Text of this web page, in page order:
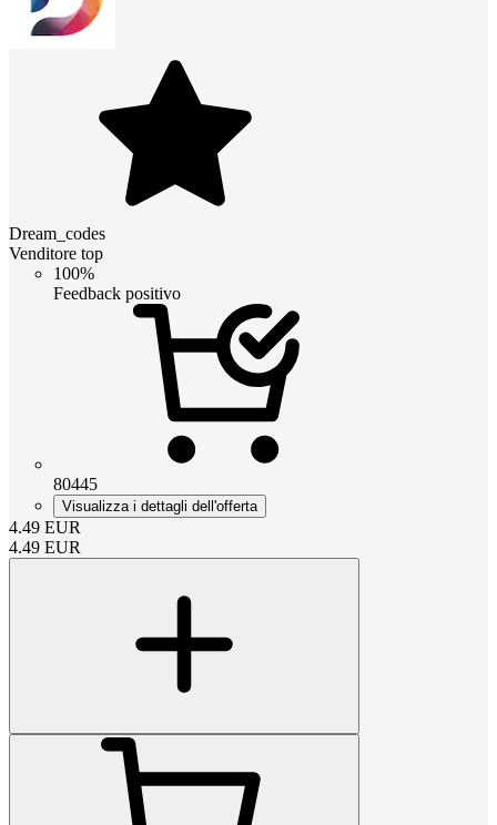
Dream_codes
Venditore top
100%
Feedback positivo
80445
Visualizza i dettagli dell'offerta
4.49 EUR
4.49 EUR